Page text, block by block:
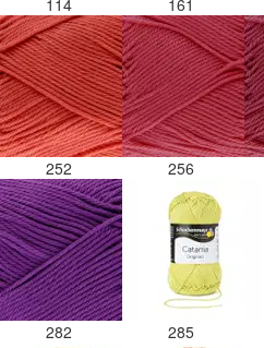
114 161
252 256
282 285